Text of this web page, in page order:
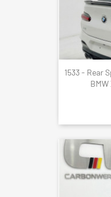
1533 - Rear
BMW